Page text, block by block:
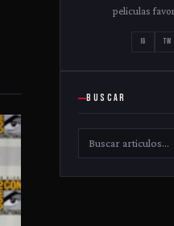
peliculas
IG TW
BUSCAR